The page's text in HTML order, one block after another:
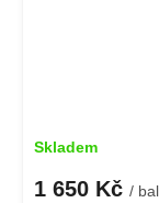
Skladem
1 650 Kč / bal